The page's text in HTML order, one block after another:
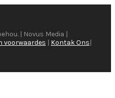
| Novus Media |
voorwaardes | Kontak Ons|